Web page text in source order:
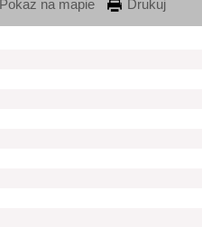
Pokaż na mapie Drukuj